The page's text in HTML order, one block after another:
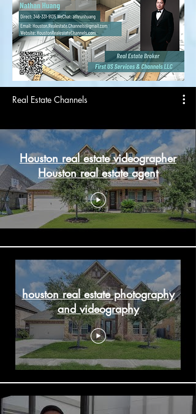
Real Estate Channels
Houston real estate videographer
Houston real estate agent
houston real estate photography
and videography